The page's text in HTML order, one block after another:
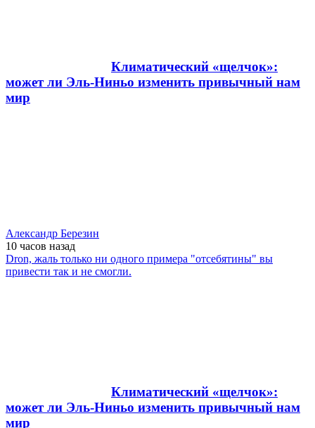
Климатический «щелчок»:
может ли Эль-Ниньо изменить привычный нам
мир
Александр Березин
10 часов назад
Dron, жаль только ни одного примера "отсебятины" вы
привести так и не смогли.
Климатический «щелчок»:
может ли Эль-Ниньо изменить привычный нам
мир